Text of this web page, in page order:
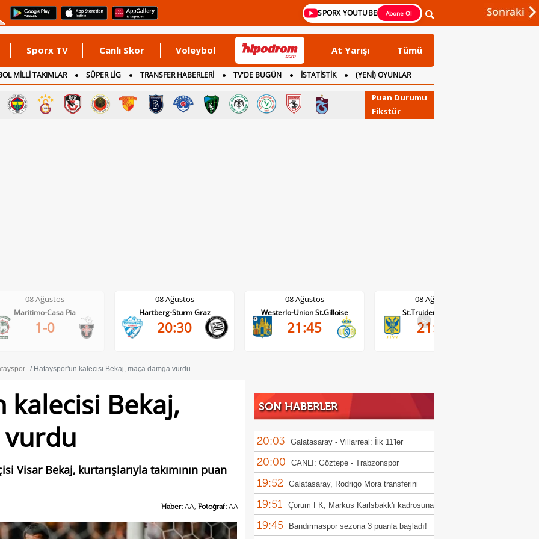
SPORX YOUTUBE Abone Ol
Sporx TV Canlı Skor Voleybol At Yarışı Tümü
MİLLİ TAKIMLAR SÜPER LİG TRANSFER HABERLERİ TV'DE BUGÜN İSTATİSTİK
(YENİ) OYUNLAR
Puan Durumu
Fikstür
08 Ağustos
Hartberg-Sturm Graz
20:30
08 Ağustos
Westerlo-Union St.Gilloise
21:45
08 Ağustos
St.Truiden-Lommel
21:45
08 Ağustos
Standard Liege-Cercle Brugge
>
Hatayspor'un kalecisi Bekaj, maça damga vurdu
Bekaj,
vurdu
Visar Bekaj, kurtarışlarıyla takımının puan
Haber: AA, Fotoğraf: AA
SON HABERLER
20:03 Galatasaray - Villarreal: İlk 11'ler
20:00 CANLI: Göztepe - Trabzonspor
19:52 Galatasaray, Rodrigo Mora transferini
bitiriyor!
19:51 Çorum FK, Markus Karlsbakk'ı kadrosuna
kattı
19:45 Bandırmaspor sezona 3 puanla başladı!